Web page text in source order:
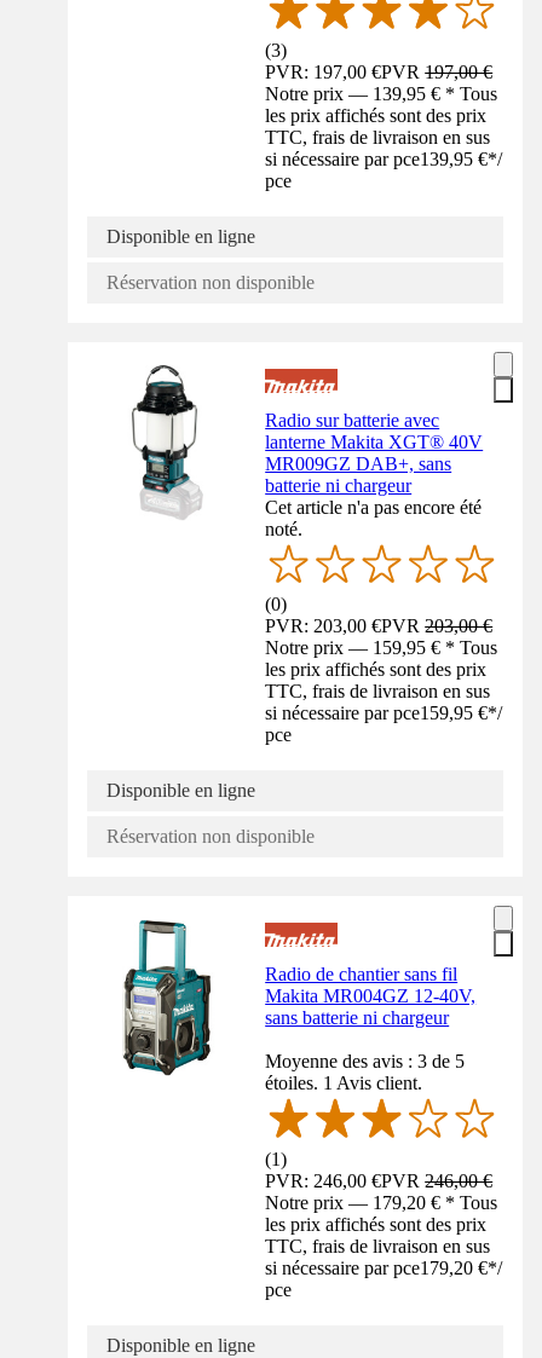
(3)
PVR: 197,00 €PVR197,00 €
Notre prix — 139,95 € * Tous
les prix affichés sont des prix
TTC, frais de livraison en sus
si nécessaire par pce139,95 €*/
pce
Disponible en ligne
Réservation non disponible
Radio sur batterie avec
lanterne Makita XGT® 40V
MR009GZ DAB+, sans
batterie ni chargeur
Cet article n'a pas encore été
noté.
(0)
PVR: 203,00 €PVR203,00 €
Notre prix — 159,95 € * Tous
les prix affichés sont des prix
TTC, frais de livraison en sus
si nécessaire par pce159,95 €*/
pce
Disponible en ligne
Réservation non disponible
Radio de chantier sans fil
Makita MR004GZ 12-40V,
sans batterie ni chargeur
Moyenne des avis : 3 de 5
étoiles. 1 Avis client.
(1)
PVR: 246,00 €PVR246,00 €
Notre prix — 179,20 € * Tous
les prix affichés sont des prix
TTC, frais de livraison en sus
si nécessaire par pce179,20 €*/
pce
Disponible en ligne